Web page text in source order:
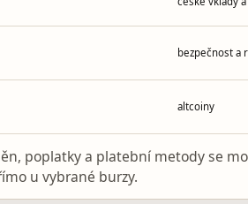
bezpečnost a
altcoiny
poplatky a platební metody se
u vybrané burzy.